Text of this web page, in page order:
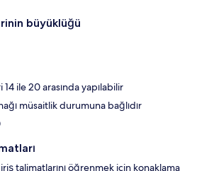
büyüklüğü
ile 20 arasında yapılabilir
müsaitlik durumuna bağlıdır
talimatlarını öğrenmek için konaklama